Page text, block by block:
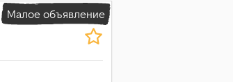
Малое объявление